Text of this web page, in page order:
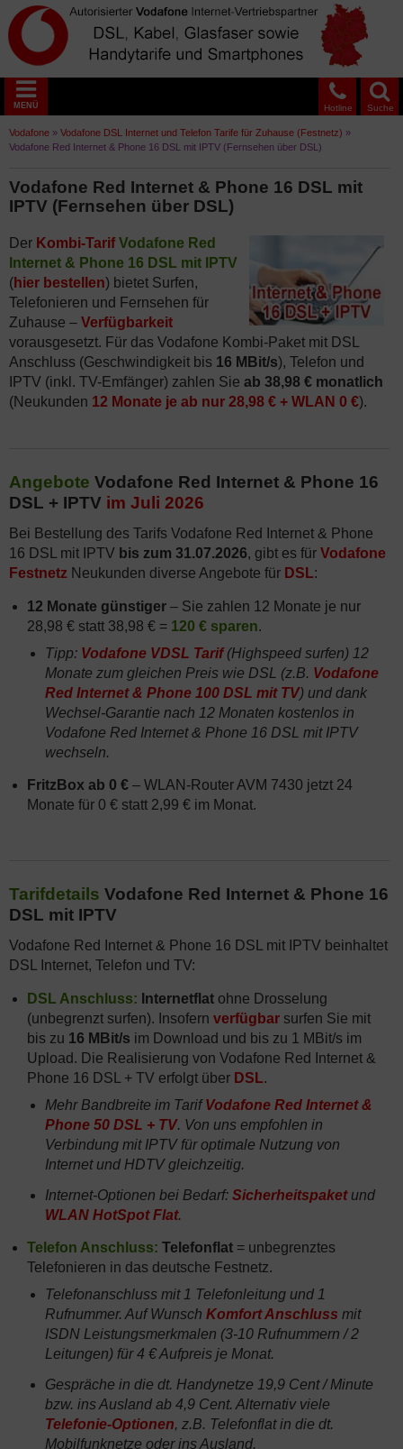
Suche
Hotline
MENÜ
Vodafone » Vodafone DSL Internet und Telefon Tarife für Zuhause (Festnetz) »
Vodafone Red Internet & Phone 16 DSL mit IPTV (Fernsehen über DSL)
Vodafone Red Internet & Phone 16 DSL mit
IPTV (Fernsehen über DSL)
Der Kombi-Tarif Vodafone Red
Internet & Phone 16 DSL mit IPTV
(hier bestellen) bietet Surfen,
Telefonieren und Fernsehen für
Zuhause – Verfügbarkeit
vorausgesetzt. Für das Vodafone Kombi-Paket mit DSL
Anschluss (Geschwindigkeit bis 16 MBit/s), Telefon und
IPTV (inkl. TV-Emfänger) zahlen Sie ab 38,98 € monatlich
(Neukunden 12 Monate je ab nur 28,98 € + WLAN 0 €).
Angebote Vodafone Red Internet & Phone 16
DSL + IPTV im Juli 2026
Bei Bestellung des Tarifs Vodafone Red Internet & Phone
16 DSL mit IPTV bis zum 31.07.2026, gibt es für Vodafone
Festnetz Neukunden diverse Angebote für DSL:
12 Monate günstiger – Sie zahlen 12 Monate je nur
28,98 € statt 38,98 € = 120 € sparen.
Tipp: Vodafone VDSL Tarif(Highspeed surfen) 12
Monate zum gleichen Preis wie DSL (z.B. Vodafone
Red Internet & Phone 100 DSL mit TV) und dank
Wechsel-Garantie nach 12 Monaten kostenlos in
Vodafone Red Internet & Phone 16 DSL mit IPTV
wechseln.
FritzBox ab 0 € – WLAN-Router AVM 7430 jetzt 24
Monate für 0 € statt 2,99 € im Monat.
Tarifdetails Vodafone Red Internet & Phone 16
DSL mit IPTV
Vodafone Red Internet & Phone 16 DSL mit IPTV beinhaltet
DSL Internet, Telefon und TV:
DSL Anschluss: Internetflat ohne Drosselung
(unbegrenzt surfen). Insofern verfügbar surfen Sie mit
bis zu 16 MBit/s im Download und bis zu 1 MBit/s im
Upload. Die Realisierung von Vodafone Red Internet &
Phone 16 DSL + TV erfolgt über DSL.
Mehr Bandbreite im TarifVodafone Red Internet &
Phone 50 DSL + TV. Von uns empfohlen in
Verbindung mit IPTV für optimale Nutzung von
Internet und HDTV gleichzeitig.
Internet-Optionen bei Bedarf: Sicherheitspaketund
WLAN HotSpot Flat.
Telefon Anschluss: Telefonflat = unbegrenztes
Telefonieren in das deutsche Festnetz.
Telefonanschluss mit 1 Telefonleitung und 1
Rufnummer. Auf Wunsch Komfort Anschluss mit
ISDN Leistungsmerkmalen (3-10 Rufnummern / 2
Leitungen) für 4 € Aufpreis je Monat.
Gespräche in die dt. Handynetze 19,9 Cent / Minute
bzw. ins Ausland ab 4,9 Cent. Alternativ viele
Telefonie-Optionen, z.B. Telefonflat in die dt.
Mobilfunknetze oder ins Ausland.